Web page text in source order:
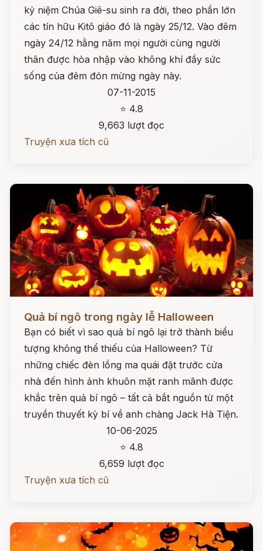
kỷ niệm Chúa Giê-su sinh ra đời, theo phần lớn
các tín hữu Kitô giáo đó là ngày 25/12. Vào đêm
ngày 24/12 hằng năm mọi người cùng người
thân được hòa nhập vào không khí đầy sức
sống của đêm đón mừng ngày này.
07-11-2015
⭐ 4.8
9,663 lượt đọc
Truyện xưa tích cũ
Quả bí ngô trong ngày lễ Halloween
Bạn có biết vì sao quả bí ngô lại trở thành biểu
tượng không thể thiếu của Halloween? Từ
những chiếc đèn lồng ma quái đặt trước cửa
nhà đến hình ảnh khuôn mặt ranh mãnh được
khắc trên quả bí ngô – tất cả bắt nguồn từ một
truyền thuyết kỳ bí về anh chàng Jack Hà Tiện.
10-06-2025
⭐ 4.8
6,659 lượt đọc
Truyện xưa tích cũ